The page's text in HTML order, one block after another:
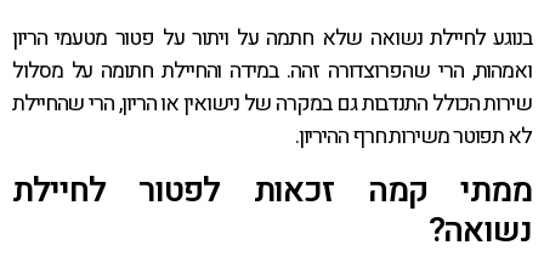
בנוגע לחיילת נשואה שלא חתמה על ויתור על פטור מטעמי הריון
ואמהות, הרי שהפרוצדורה זהה. במידה והחיילת חתומה על מסלול
שירות הכולל התנדבות גם במקרה של נישואין או הריון, הרי שהחיילת
לא תפוטר משירות חרף ההיריון.
ממתי קמה זכאות לפטור לחיילת
נשואה?